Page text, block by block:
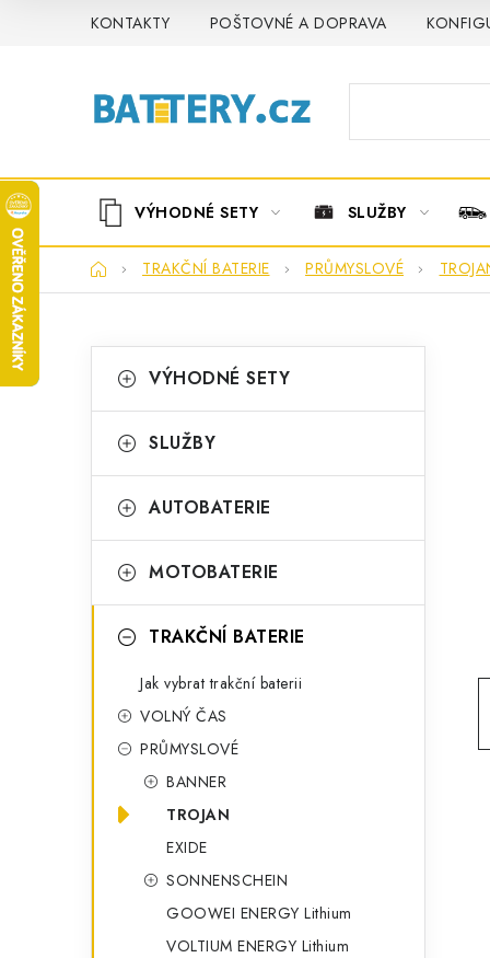
KONTAKTY POŠTOVNÉ A DOPRAVA
VÝHODNÉ SETY SLUŽBY
DomůTRAKČNÍ BATERIE PRŮMYSLOVÉ
o
t
r
n
kategorie
a
e
o
i
VÝHODNÉ SETY
SLUŽBY
AUTOBATERIE
MOTOBATERIE
TRAKČNÍ BATERIE
Jak vybrat trakční baterii
VOLNÝ ČAS
PRŮMYSLOVÉ
BANNER
TROJAN
EXIDE
SONNENSCHEIN
GOOWEI ENERGY Lithium
VOLTIUM ENERGY Lithium